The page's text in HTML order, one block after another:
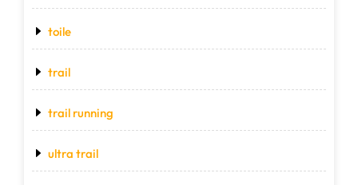
toile
trail
trail running
ultra trail